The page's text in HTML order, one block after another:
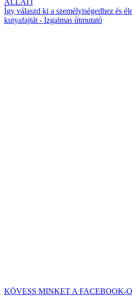
ÁLLATI
Így válaszd ki a személyiségedhez és
kutyafajtát - Izgalmas útmutató
KÖVESS MINKET A FACEBOOK-